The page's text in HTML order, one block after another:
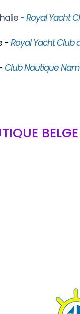
- Royal Yacht
- Royal Yacht Club
Club Nautique
BELGE